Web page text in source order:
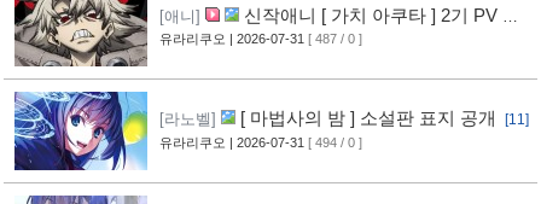
[애니]
신작애니 [ 가치 아쿠타 ] 2기 PV 영
상 공개
[13]
유라리쿠오 | 2026-07-31 [ 487 / 0 ]
[라노벨] [ 마법사의 밤 ] 소설판 표지 공개 [11]
유라리쿠오 | 2026-07-31 [ 494 / 0 ]